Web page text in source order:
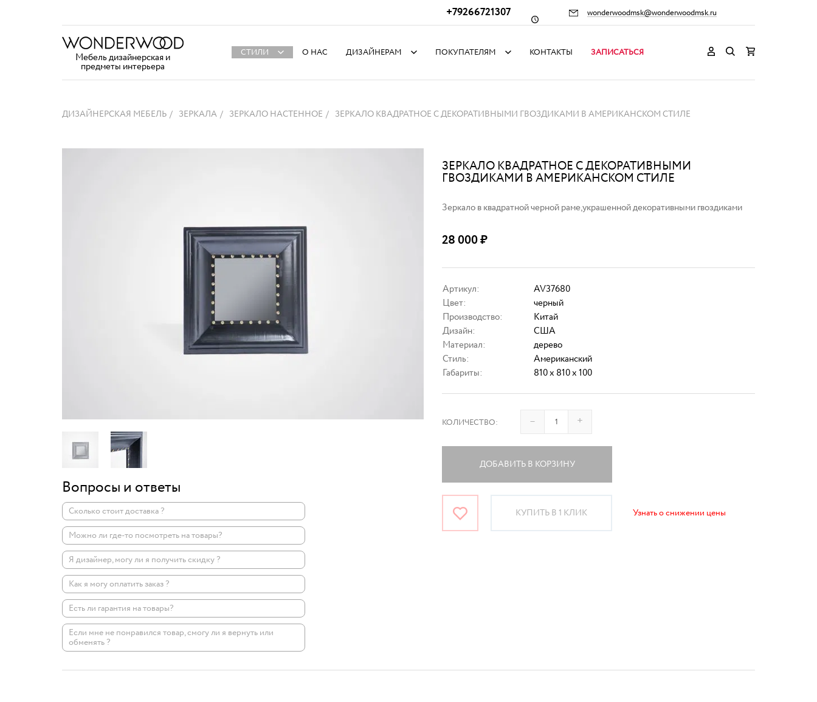
+79266721307 wonderwoodmsk@wonderwoodmsk.ru
Мебель дизайнерская и
предметы интерьера
СТИЛИ О НАС ДИЗАЙНЕРАМ ПОКУПАТЕЛЯМ КОНТАКТЫ ЗАПИСАТЬСЯ
ДИЗАЙНЕРСКАЯ МЕБЕЛЬ ЗЕРКАЛА ЗЕРКАЛО НАСТЕННОЕ ЗЕРКАЛО КВАДРАТНОЕ С ДЕКОРАТИВНЫМИ ГВОЗДИКАМИ В АМЕРИКАНСКОМ СТИЛЕ
Вопросы и ответы
Сколько стоит доставка ?
Можно ли где-то посмотреть на товары?
Я дизайнер, могу ли я получить скидку ?
Как я могу оплатить заказ ?
Есть ли гарантия на товары?
Если мне не понравился товар, смогу ли я вернуть или
обменять ?
ЗЕРКАЛО КВАДРАТНОЕ С ДЕКОРАТИВНЫМИ
ГВОЗДИКАМИ В АМЕРИКАНСКОМ СТИЛЕ
Зеркало в квадратной черной раме,украшенной декоративными гвоздиками
28 000₽
Артикул:
AV37680
Цвет:
черный
Производство:
Китай
Дизайн:
США
Материал:
дерево
Стиль:
Американский
Габариты:
810 x 810 x 100
КОЛИЧЕСТВО: – +
ДОБАВИТЬ В КОРЗИНУ
КУПИТЬ В 1 КЛИК Узнать о снижении цены